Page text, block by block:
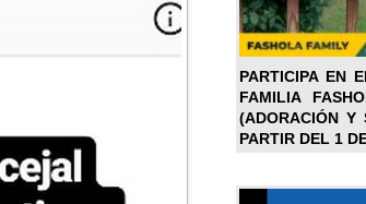
PARTICIPA EN
FAMILIA
(ADORACIÓN Y
PARTIR DEL 1